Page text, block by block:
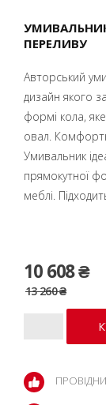
УМИВАЛЬНИК
ПЕРЕЛИВУ
Авторський
дизайн якого
формі кола,
овал.
Умивальник
прямокутної
меблі.
10 608 ₴
13 260 ₴